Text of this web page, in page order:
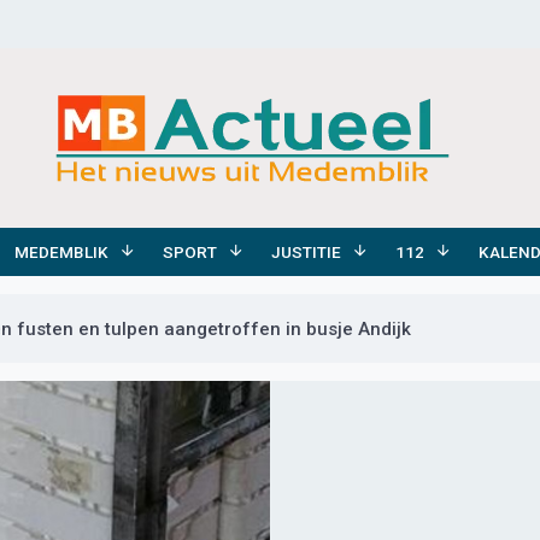
MEDEMBLIK SPORT JUSTITIE 112
fusten en tulpen aangetroffen in busje Andijk